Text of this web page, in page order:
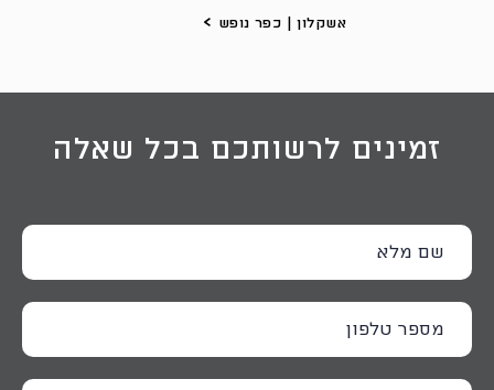
אשקלון | כפר נופש
זמינים לרשותכם בכל שאלה